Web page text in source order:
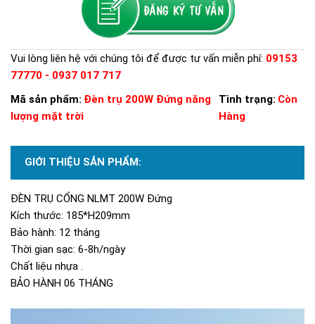
Vui lòng liên hệ với chúng tôi để được tư vấn miễn phí: 09153
77770 - 0937 017 717
Mã sản phẩm: Đèn trụ 200W Đứng năng
lượng mặt trời
Tình trạng: Còn
Hàng
GIỚI THIỆU SẢN PHẨM:
ĐÈN TRỤ CỔNG NLMT 200W Đứng
Kích thước: 185*H209mm
Bảo hành: 12 tháng
Thời gian sạc: 6-8h/ngày
Chất liệu nhựa .
BẢO HÀNH 06 THÁNG